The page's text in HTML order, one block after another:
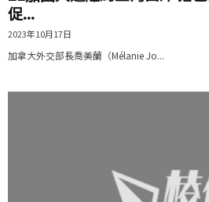
促...
2023年10月17日
加拿大外交部長喬美蘭（Mélanie Jo...